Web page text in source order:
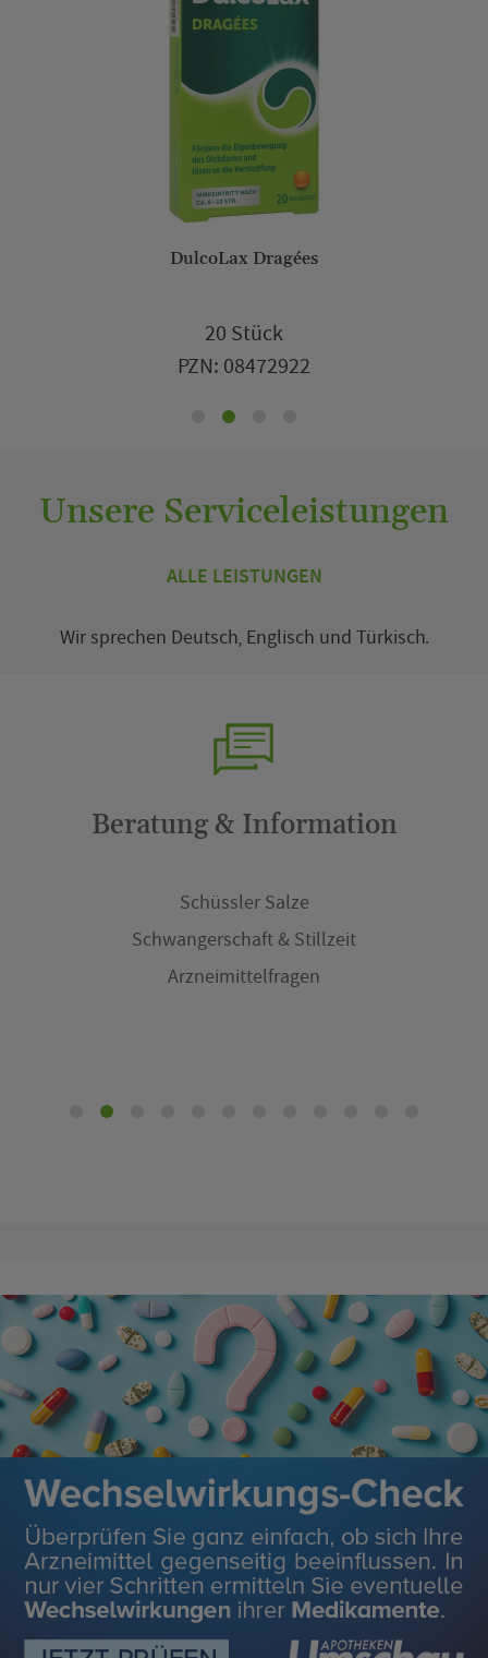
mea Hand- und Nagelcreme Creme
50 Milliliter
PZN: 10006050
Unsere Serviceleistungen
ALLE LEISTUNGEN
Wir sprechen Deutsch, Englisch und Türkisch.
Hilfsmittel & Krankenpflege
Inhalationsgeräte
Bandagen
Inkontinenzmittel